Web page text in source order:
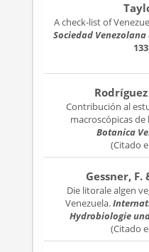
A check-list of
Sociedad
Contribución al
macroscópicas
Botanica
(Citado
Gessner, F.
Die litorale algen
Venezuela.
Hydrobiologie
(Citado